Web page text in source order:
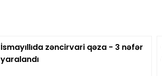
İsmayıllıda zəncirvari qəza - 3 nəfər
yaralandı